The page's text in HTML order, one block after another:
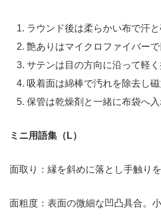
ラウンド後は柔らかい布で汗と
艶ありはマイクロファイバーで
サテンは目の方向に沿って軽く
吸着面は綿棒で汚れを除去し
保管は乾燥剤と一緒に布袋へ入
ミニ用語集（L）
面取り：縁を斜めに落とし手触り
面粗度：表面の微細な凹凸具合。